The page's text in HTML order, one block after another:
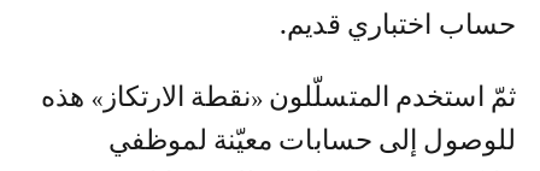
حساب اختباري قديم.
ثمّ استخدم المتسلّلون «نقطة الارتكاز» هذه
للوصول إلى حسابات معيّنة لموظفي